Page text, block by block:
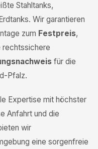
Stahltanks,
Wir garantieren
zum Festpreis,
rechtssichere
für die
Pfalz.
Expertise mit höchster
Anfahrt und die
wir
eine sorgenfreie